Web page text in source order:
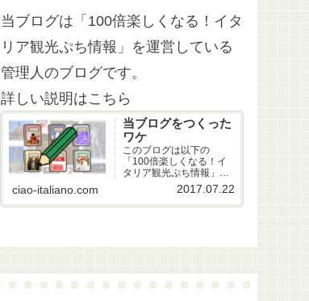
当ブログは「100倍楽しくなる！イタ
リア観光ぷち情報」を運営している
管理人のブログです。
詳しい説明はこちら
当ブログをつくった
ワケ
このブログは以下の
「100倍楽しくなる！イ
タリア観光ぷち情報」を
運営している管理人のブ
ログです。『イタリア観
光へ行ってきて、イタリ
ciao-italiano.com 2017.07.22